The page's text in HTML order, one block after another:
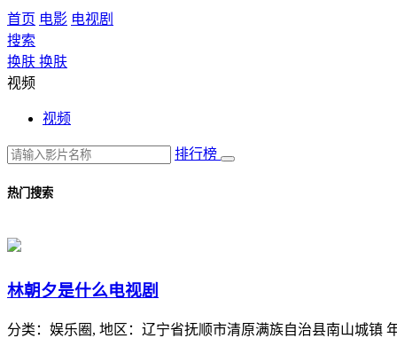
首页 电影 电视剧
搜索
换肤 换肤
视频
视频
排行榜
热门搜索
林朝夕是什么电视剧
分类： 娱乐圈, 地区： 辽宁省抚顺市清原满族自治县南山城镇